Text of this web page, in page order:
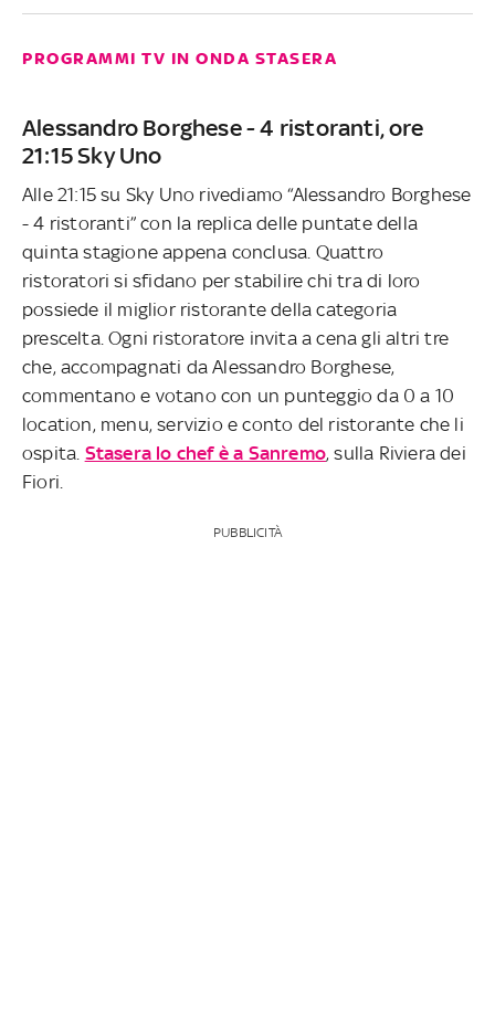
PROGRAMMI TV IN ONDA STASERA
Alessandro Borghese - 4 ristoranti, ore
21:15 Sky Uno
Alle 21:15 su Sky Uno rivediamo “Alessandro Borghese
- 4 ristoranti” con la replica delle puntate della
quinta stagione appena conclusa. Quattro
ristoratori si sfidano per stabilire chi tra di loro
possiede il miglior ristorante della categoria
prescelta. Ogni ristoratore invita a cena gli altri tre
che, accompagnati da Alessandro Borghese,
commentano e votano con un punteggio da 0 a 10
location, menu, servizio e conto del ristorante che li
ospita. Stasera lo chef è a Sanremo, sulla Riviera dei
Fiori.
PUBBLICITÀ